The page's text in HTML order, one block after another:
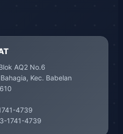
AQ2 No.6
Kec. Babelan
4739
1741-4739